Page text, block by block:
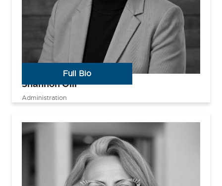
Shannon Gill
Administration
Full Bio